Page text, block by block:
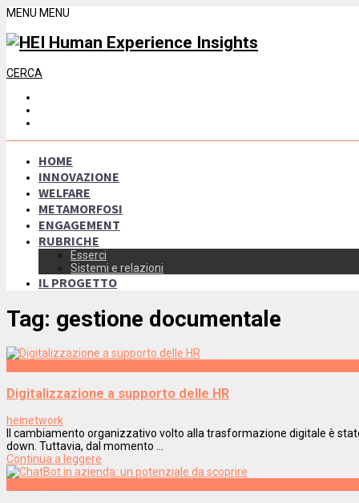
MENU MENU
CERCA
HOME
INNOVAZIONE
WELFARE
METAMORFOSI
ENGAGEMENT
RUBRICHE
Esserci
Sistemi e relazioni
IL PROGETTO
Tag: gestione documentale
Digitalizzazione a supporto delle HR
heinetwork
Il cambiamento organizzativo volto alla trasformazione digitale è
down. Tuttavia, dal momento ...
Continua a leggere